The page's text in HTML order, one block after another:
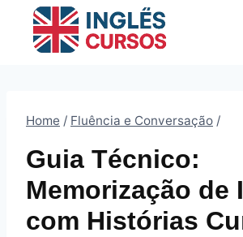
Home / Fluência e Conversação /
Guia Técnico:
Memorização de
com Histórias